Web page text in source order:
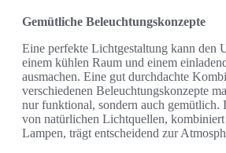
Gemütliche Beleuchtungskonzepte
Eine perfekte Lichtgestaltung kann den
einem kühlen Raum und einem
ausmachen. Eine gut durchdachte
verschiedenen Beleuchtungskonzepte
nur funktional, sondern auch gemütlich.
von natürlichen Lichtquellen,
Lampen, trägt entscheidend zur